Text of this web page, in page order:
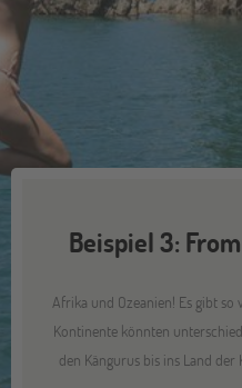
Beispiel 3:
Afrika und Ozeanien! Es gibt
Kontinente könnten
den Kängurus bis ins Land